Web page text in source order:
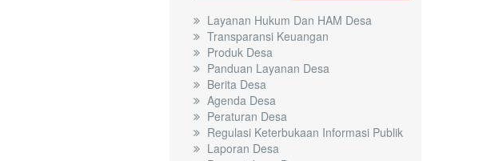
Layanan Hukum Dan HAM Desa
Transparansi Keuangan
Produk Desa
Panduan Layanan Desa
Berita Desa
Agenda Desa
Peraturan Desa
Regulasi Keterbukaan Informasi Publik
Laporan Desa